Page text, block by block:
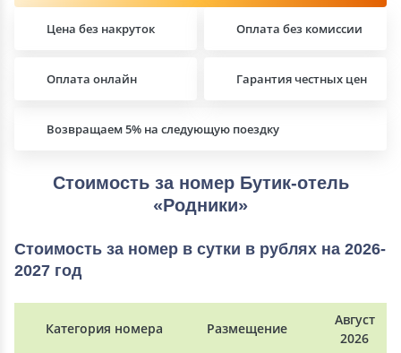
Цена без накруток Оплата без комиссии
Возвращаем 5% на следующую поездку
Оплата онлайн Гарантия честных цен
Стоимость за номер Бутик-отель
«Родники»
Стоимость за номер в сутки в рублях на 2026-
2027 год
Категория номера Размещение
Август
2026